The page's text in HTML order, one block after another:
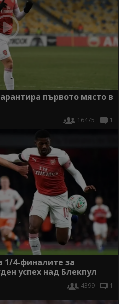
първото място в
16475 1
1/4-финалите за
успех над Блекпул
4399 1